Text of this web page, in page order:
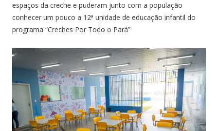
espaços da creche e puderam junto com a população
conhecer um pouco a 12ª unidade de educação infantil do
programa “Creches Por Todo o Pará”